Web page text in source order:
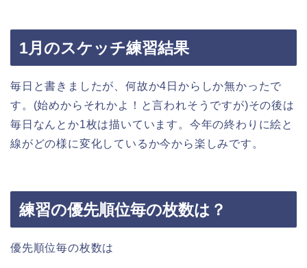
1月のスケッチ練習結果
毎日と書きましたが、何故か4日からしか無かったで
す。(始めからそれかよ！と言われそうですが)その後は
毎日なんとか1枚は描いています。今年の終わりに絵と
線がどの様に変化しているか今から楽しみです。
練習の優先順位毎の枚数は？
優先順位毎の枚数は